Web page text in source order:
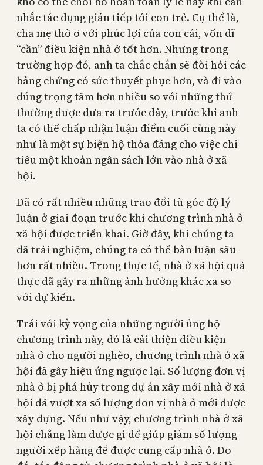
nhắc tác dụng gián tiếp tới con trẻ. Cụ thể là,
cha mẹ thờ ơ với phúc lợi của con cái, vốn dĩ
“cần” điều kiện nhà ở tốt hơn. Nhưng trong
trường hợp đó, anh ta chắc chắn sẽ đòi hỏi các
bằng chứng có sức thuyết phục hơn, và đi vào
đúng trọng tâm hơn nhiều so với những thứ
thường được đưa ra trước đây, trước khi anh
ta có thể chấp nhận luận điểm cuối cùng này
như là một sự biện hộ thỏa đáng cho việc chi
tiêu một khoản ngân sách lớn vào nhà ở xã
hội.
Đã có rất nhiều những trao đổi từ góc độ lý
luận ở giai đoạn trước khi chương trình nhà ở
xã hội được triển khai. Giờ đây, khi chúng ta
đã trải nghiệm, chúng ta có thể bàn luận sâu
hơn rất nhiều. Trong thực tế, nhà ở xã hội quả
thực đã gây ra những ảnh hưởng khác xa so
với dự kiến.
Trái với kỳ vọng của những người ủng hộ
chương trình này, đó là cải thiện điều kiện
nhà ở cho người nghèo, chương trình nhà ở xã
hội đã gây hiệu ứng ngược lại. Số lượng đơn vị
nhà ở bị phá hủy trong dự án xây mới nhà ở xã
hội đã vượt xa số lượng đơn vị nhà ở mới được
xây dựng. Nếu như vậy, chương trình nhà ở xã
hội chẳng làm được gì để giúp giảm số lượng
người xếp hàng để được cung cấp nhà ở. Do